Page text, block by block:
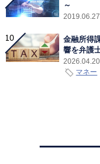
～
2019.06.27
金融所得
響を弁護
2026.04.20
マネー